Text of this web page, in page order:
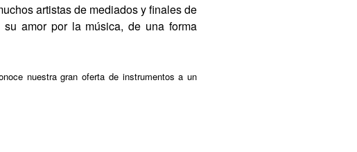
artistas de mediados y finales de
amor por la música, de una forma
nuestra gran oferta de instrumentos a un